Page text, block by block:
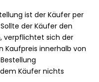
ist der Käufer per
der Käufer den
verpflichtet sich der
Kaufpreis innerhalb von
Käufer nichts